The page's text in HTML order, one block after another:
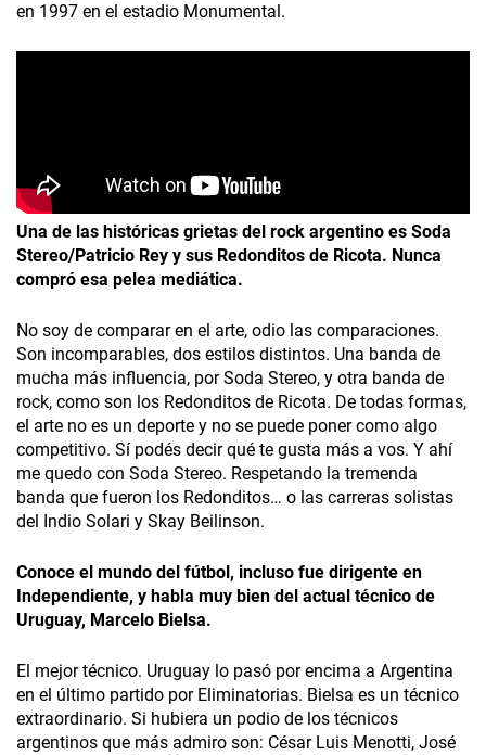
en 1997 en el estadio Monumental.
Una de las históricas grietas del rock argentino es Soda
Stereo/Patricio Rey y sus Redonditos de Ricota. Nunca
compró esa pelea mediática.
No soy de comparar en el arte, odio las comparaciones.
Son incomparables, dos estilos distintos. Una banda de
mucha más influencia, por Soda Stereo, y otra banda de
rock, como son los Redonditos de Ricota. De todas formas,
el arte no es un deporte y no se puede poner como algo
competitivo. Sí podés decir qué te gusta más a vos. Y ahí
me quedo con Soda Stereo. Respetando la tremenda
banda que fueron los Redonditos… o las carreras solistas
del Indio Solari y Skay Beilinson.
Conoce el mundo del fútbol, incluso fue dirigente en
Independiente, y habla muy bien del actual técnico de
Uruguay, Marcelo Bielsa.
El mejor técnico. Uruguay lo pasó por encima a Argentina
en el último partido por Eliminatorias. Bielsa es un técnico
extraordinario. Si hubiera un podio de los técnicos
argentinos que más admiro son: César Luis Menotti, José